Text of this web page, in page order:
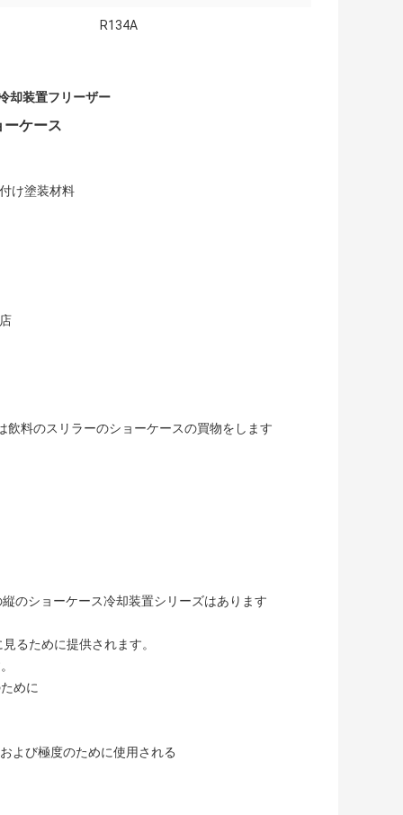
R134A
却装置フリーザー
ーケース
け塗装材料
料のスリラーのショーケースの買物をします
のショーケース冷却装置シリーズはあります
るために提供されます。
めに
よび極度のために使用される